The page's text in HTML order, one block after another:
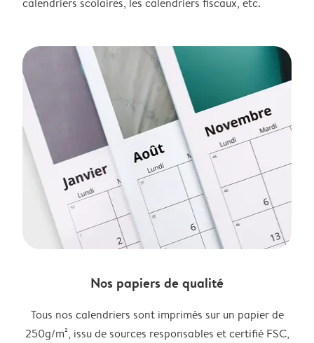
calendriers scolaires, les calendriers fiscaux, etc.
Nos papiers de qualité
Tous nos calendriers sont imprimés sur un papier de
250g/m², issu de sources responsables et certifié FSC,